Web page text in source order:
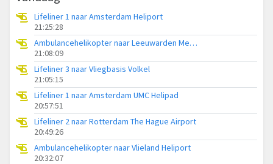
Lifeliner 1 naar Amsterdam Heliport
21:25:28
Ambulancehelikopter naar Leeuwarden Medical Center Heliport
21:08:09
Lifeliner 3 naar Vliegbasis Volkel
21:05:15
Lifeliner 1 naar Amsterdam UMC Helipad
20:57:51
Lifeliner 2 naar Rotterdam The Hague Airport
20:49:26
Ambulancehelikopter naar Vlieland Heliport
20:32:07